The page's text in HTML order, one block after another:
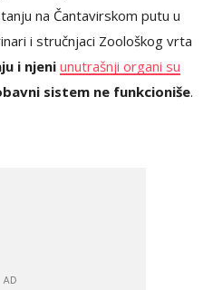
na Čantavirskom putu u
i stručnjaci Zoološkog vrta
i njeni unutrašnji organi su
sistem ne funkcioniše.